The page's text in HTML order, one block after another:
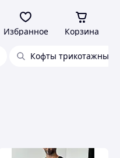
Избранное Корзина
Кофты трикотажные